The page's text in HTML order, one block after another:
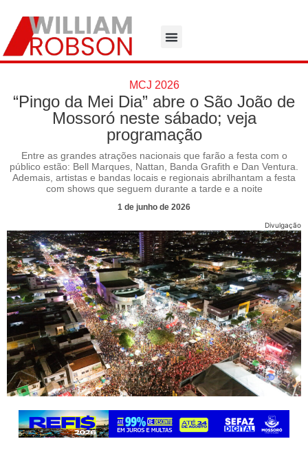
MCJ 2026
“Pingo da Mei Dia” abre o São João de
Mossoró neste sábado; veja
programação
Entre as grandes atrações nacionais que farão a festa com o
público estão: Bell Marques, Nattan, Banda Grafith e Dan Ventura.
Ademais, artistas e bandas locais e regionais abrilhantam a festa
com shows que seguem durante a tarde e a noite
1 de junho de 2026
Divulgação